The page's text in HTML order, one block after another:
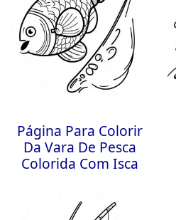
Página Para Colorir
Da Vara De Pesca
Colorida Com Isca